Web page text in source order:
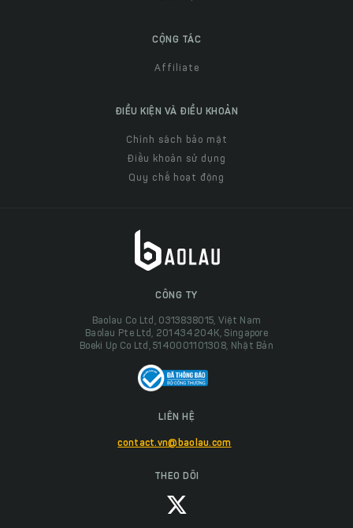
CỘNG TÁC
Affiliate
ĐIỀU KIỆN VÀ ĐIỀU KHOẢN
Chính sách bảo mật
Điều khoản sử dụng
Quy chế hoạt động
CÔNG TY
Baolau Co Ltd, 0313838015, Việt Nam
Baolau Pte Ltd, 201434204K, Singapore
Boeki Up Co Ltd, 5140001101308, Nhật Bản
LIÊN HỆ
contact.vn@baolau.com
THEO DÕI